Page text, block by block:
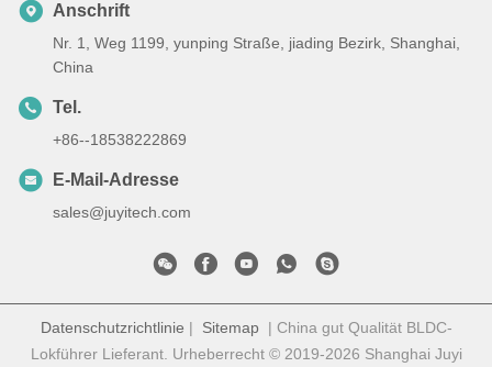
Anschrift
Nr. 1, Weg 1199, yunping Straße, jiading Bezirk, Shanghai,
China
Tel.
+86--18538222869
E-Mail-Adresse
sales@juyitech.com
Datenschutzrichtlinie | Sitemap| China gut Qualität BLDC-
Lokführer Lieferant. Urheberrecht © 2019-2026 Shanghai Juyi